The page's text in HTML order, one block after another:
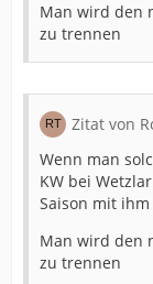
Man wird den
zu trennen
Zitat von
Wenn man
KW bei
Saison mit
Man wird den
zu trennen